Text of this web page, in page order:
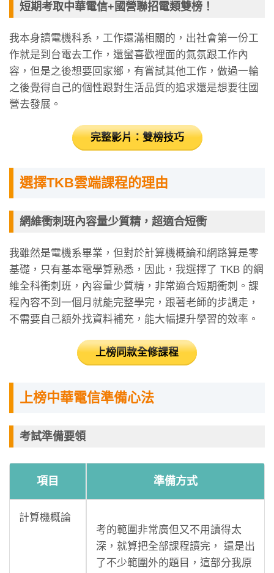
短期考取中華電信+國營聯招電類雙榜！
我本身讀電機科系，工作還滿相關的，出社會第一份工
作就是到台電去工作，還蠻喜歡裡面的氣氛跟工作內
容，但是之後想要回家鄉，有嘗試其他工作，做過一輪
之後覺得自己的個性跟對生活品質的追求還是想要往國
營去發展。
完整影片：雙榜技巧
選擇TKB雲端課程的理由
網維衝刺班內容量少質精，超適合短衝
我雖然是電機系畢業，但對於計算機概論和網路算是零
基礎，只有基本電學算熟悉，因此，我選擇了 TKB 的網
維全科衝刺班，內容量少質精，非常適合短期衝刺。課
程內容不到一個月就能完整學完，跟著老師的步調走，
不需要自己額外找資料補充，能大幅提升學習的效率。
上榜同款全修課程
上榜中華電信準備心法
考試準備要領
項目 準備方式
計算機概論
考的範圍非常廣但又不用讀得太
深，就算把全部課程讀完， 還是出
了不少範圍外的題目，這部分我原